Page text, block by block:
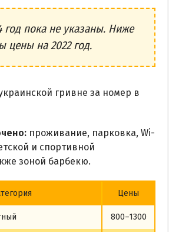
год пока не указаны. Ниже
цены на 2022 год.
гривне за номер в
проживание, парковка, Wi-
и спортивной
зоной барбекю.
Цены
800–1300